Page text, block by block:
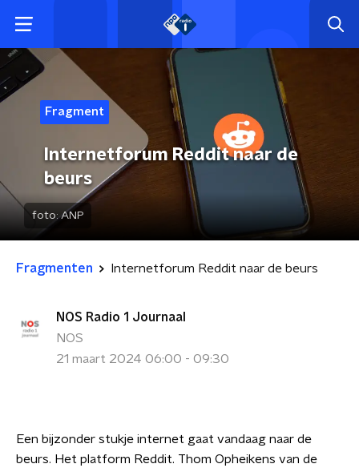
Fragment
Internetforum Reddit naar de
beurs
foto:ANP
Fragmenten Internetforum Reddit naar de beurs
NOS Radio 1 Journaal
NOS
21 maart 2024 06:00 - 09:30
Een bijzonder stukje internet gaat vandaag naar de
beurs. Het platform Reddit. Thom Opheikens van de